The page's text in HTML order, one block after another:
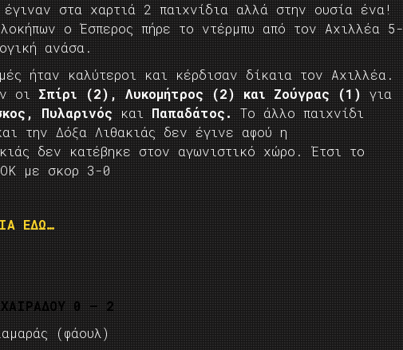
στα χαρτιά 2 παιχνίδια αλλά στην ουσία ένα!
ο Έσπερος πήρε το ντέρμπυ από τον Αχιλλέα 5-
ανάσα.
ήταν καλύτεροι και κέρδισαν δίκαια τον Αχιλλέα.
οι Σπίρι (2), Λυκομήτρος (2) και Ζούγρας (1) για
Πυλαρινός και Παπαδάτος.
Το άλλο παιχνίδι
την Δόξα Λιθακιάς δεν έγινε αφού η
δεν κατέβηκε στον αγωνιστικό χώρο. Έτσι το
με σκορ 3-0
ΕΔΩ…
0 – 2
(φάουλ)